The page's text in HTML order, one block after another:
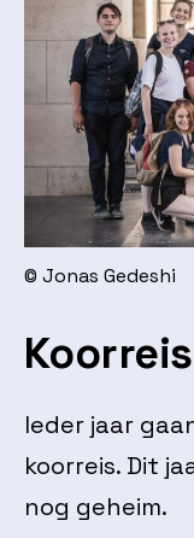
© Jonas Gedeshi
Koorreis
Ieder jaar
koorreis. Dit
nog geheim.